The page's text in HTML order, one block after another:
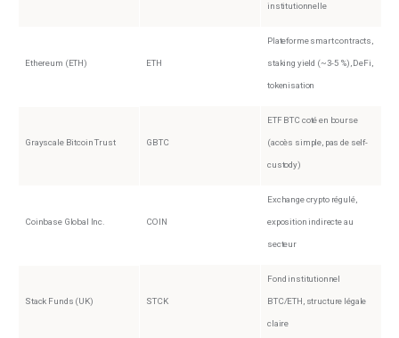
institutionnelle
Ethereum (ETH) ETH
Plateforme smart contracts,
staking yield (~3-5 %), DeFi,
tokenisation
Grayscale Bitcoin Trust GBTC
ETF BTC coté en bourse
(accès simple, pas de self-
custody)
Coinbase Global Inc. COIN
Exchange crypto régulé,
exposition indirecte au
secteur
Stack Funds (UK) STCK
Fond institutionnel
BTC/ETH, structure légale
claire